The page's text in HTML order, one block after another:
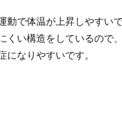
動で体温が上昇しやすい
くい構造をしているので
になりやすいです。